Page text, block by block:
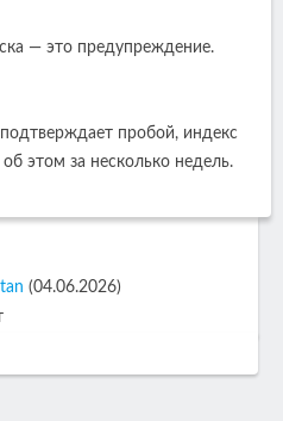
— это предупреждение.
пробой, индекс
этом за несколько недель.
(04.06.2026)